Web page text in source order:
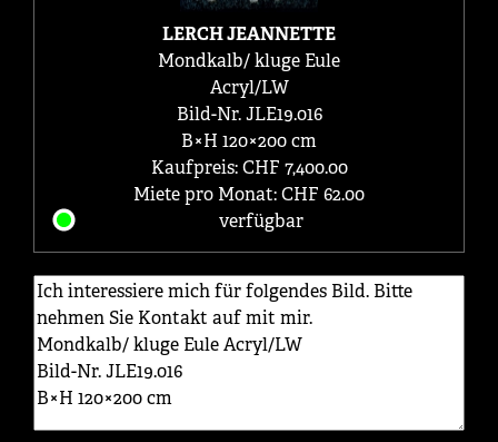
LERCH JEANNETTE
Mondkalb/ kluge Eule
Acryl/LW
Bild-Nr. JLE19.016
B×H 120×200 cm
Kaufpreis: CHF 7,400.00
Miete pro Monat: CHF 62.00
verfügbar